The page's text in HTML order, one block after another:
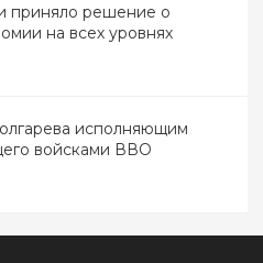
приняло решение о
на всех уровнях
исполняющим
войсками ВВО